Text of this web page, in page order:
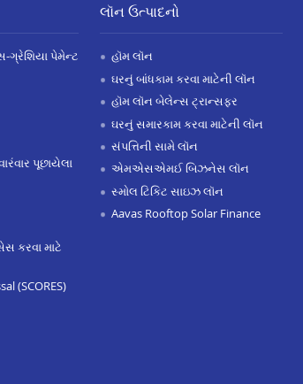
ગ્રેશિયા પેમેન્ટ
પૂછાયેલા
કરવા માટે
(SCORES)
લૉન ઉત્પાદનો
હૉમ લૉન
ઘરનું બાંધકામ કરવા માટેની લૉન
હૉમ લૉન બેલેન્સ ટ્રાન્સફર
ઘરનું સમારકામ કરવા માટેની લૉન
સંપત્તિની સામે લૉન
એમએસએમઈ બિઝનેસ લૉન
સ્મોલ ટિકિટ સાઇઝ લૉન
Aavas Rooftop Solar Finance